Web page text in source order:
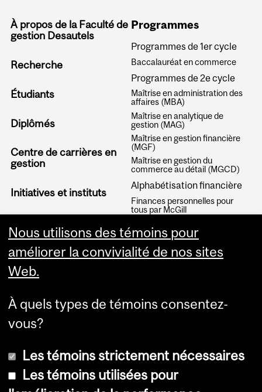
À propos de la Faculté de
gestion Desautels
Recherche
Étudiants
Diplômés
Centre de carrières en
gestion
Initiatives et instituts
Programmes
Programmes de 1er cycle
Baccalauréat en commerce
Programmes de 2e cycle
Maîtrise en administration des
affaires (MBA)
Maîtrise en analytique de
gestion (MAG)
Maîtrise en gestion financière
(MGF)
Maîtrise en gestion du
commerce au détail (MGCD)
Alphabétisation financière
Finances personnelles pour
tous par McGill
Nous utilisons des témoins pour
améliorer la convivialité de nos sites
Web.
À quels types de témoins consentez-
vous?
Les témoins strictement nécessaires
Les témoins utilisées pour